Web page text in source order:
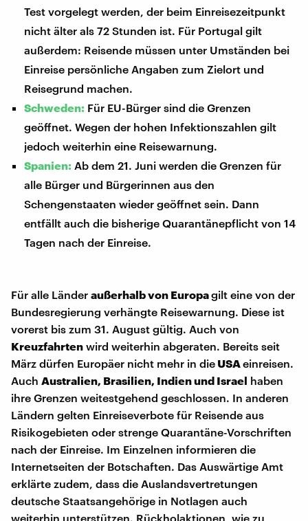
Test vorgelegt werden, der beim Einreisezeitpunkt
nicht älter als 72 Stunden ist. Für Portugal gilt
außerdem: Reisende müssen unter Umständen bei
Einreise persönliche Angaben zum Zielort und
Reisegrund machen.
Schweden: Für EU-Bürger sind die Grenzen
geöffnet. Wegen der hohen Infektionszahlen gilt
jedoch weiterhin eine Reisewarnung.
Spanien: Ab dem 21. Juni werden die Grenzen für
alle Bürger und Bürgerinnen aus den
Schengenstaaten wieder geöffnet sein. Dann
entfällt auch die bisherige Quarantänepflicht von 14
Tagen nach der Einreise.
Für alle Länder außerhalb von Europagilt eine von der
Bundesregierung verhängte Reisewarnung. Diese ist
vorerst bis zum 31. August gültig. Auch von
Kreuzfahrten wird weiterhin abgeraten. Bereits seit
März dürfen Europäer nicht mehr in die USA einreisen.
Auch Australien, Brasilien, Indien und Israel haben
ihre Grenzen weitestgehend geschlossen. In anderen
Ländern gelten Einreiseverbote für Reisende aus
Risikogebieten oder strenge Quarantäne-Vorschriften
nach der Einreise. Im Einzelnen informieren die
Internetseiten der Botschaften. Das Auswärtige Amt
erklärte zudem, dass die Auslandsvertretungen
deutsche Staatsangehörige in Notlagen auch
weiterhin unterstützen. Rückholaktionen, wie zu